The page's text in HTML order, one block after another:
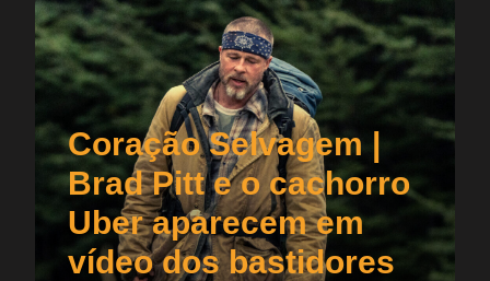
Coração Selvagem |
Brad Pitt e o cachorro
Uber aparecem em
vídeo dos bastidores